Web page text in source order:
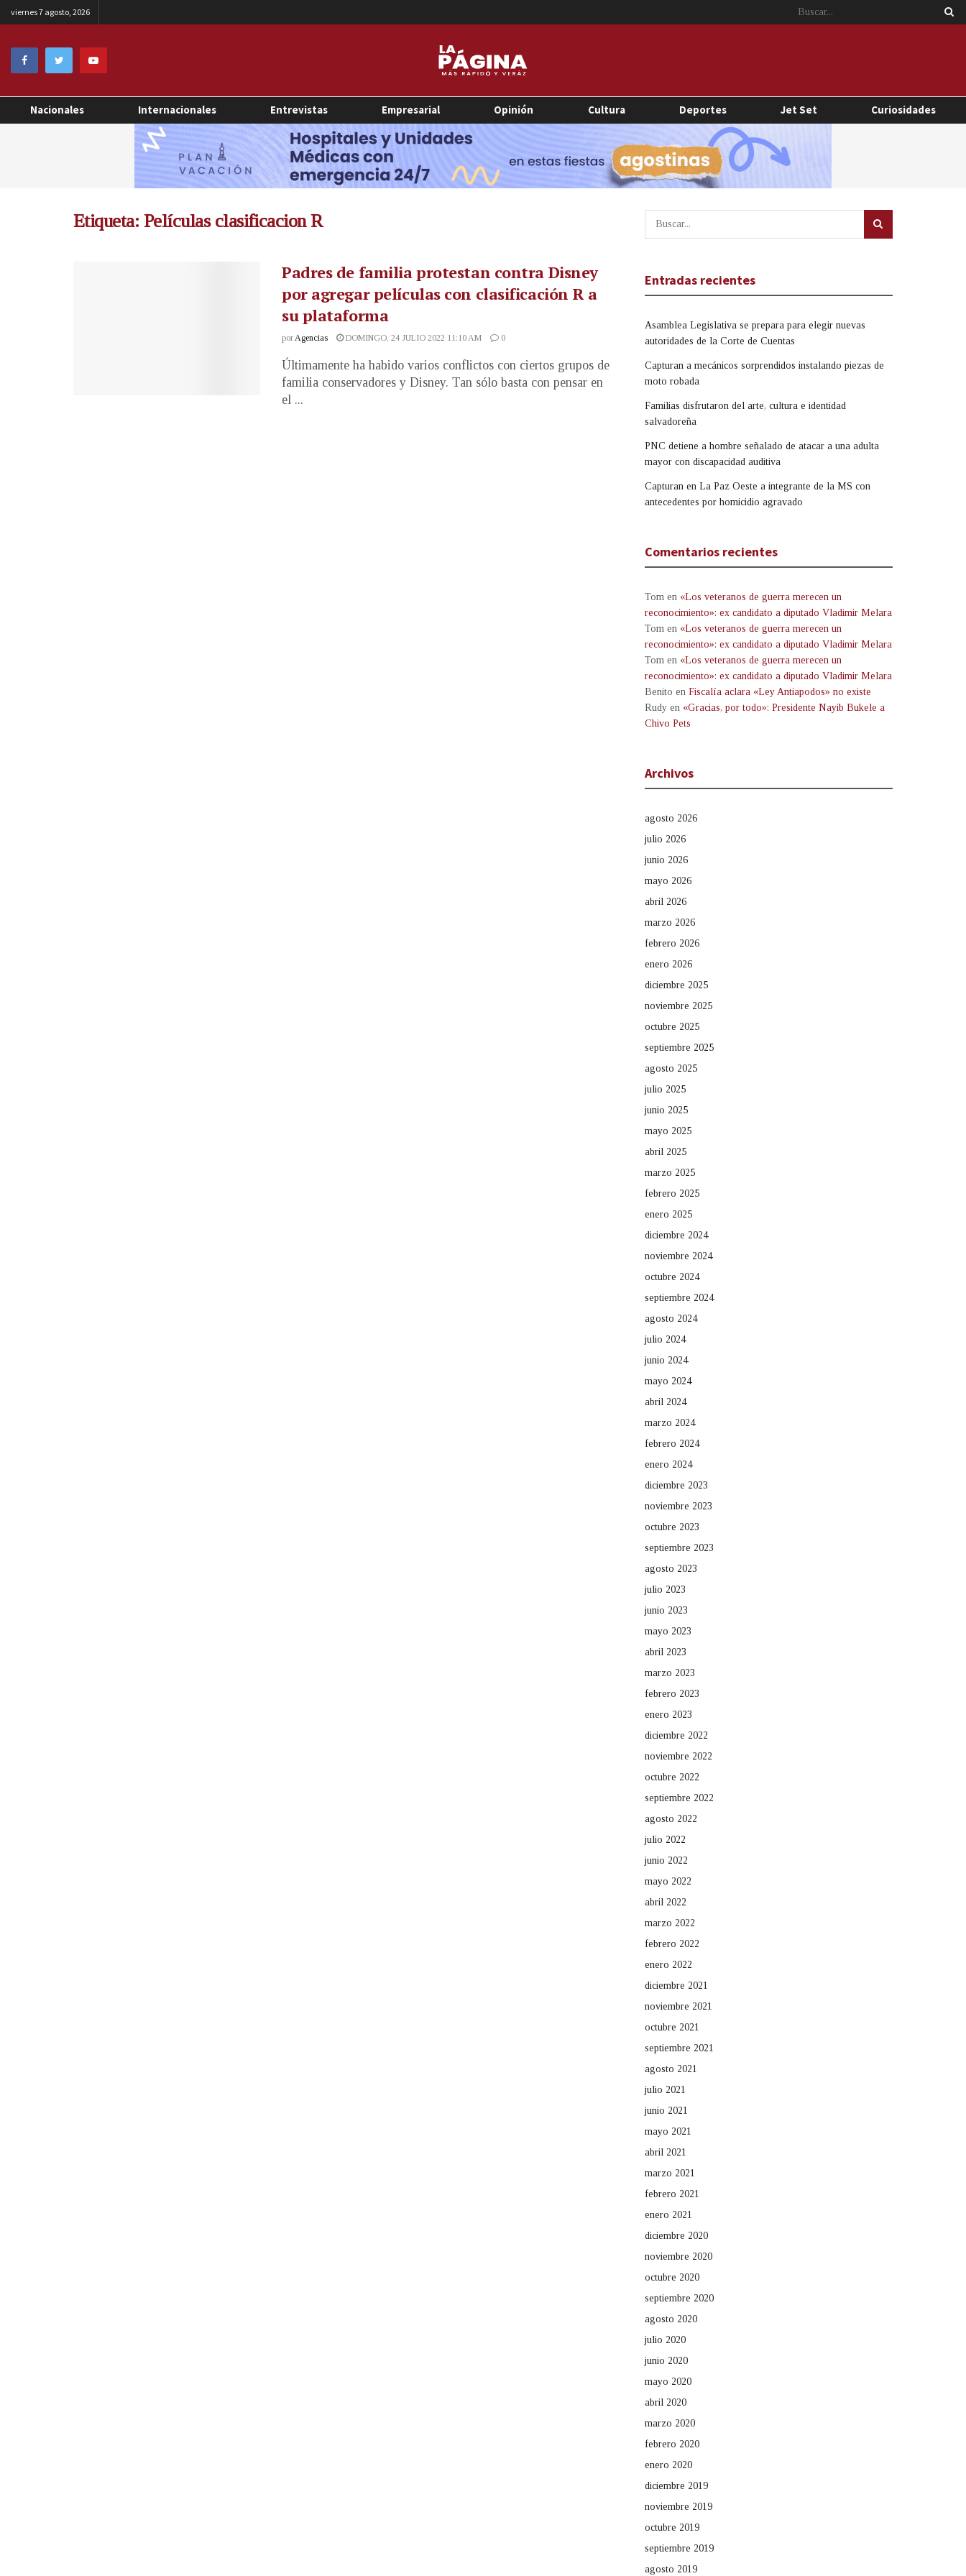
viernes 7 agosto, 2026
Nacionales Internacionales Entrevistas Empresarial Opinión Cultura Deportes Jet Set Curiosidades
Etiqueta: Películas clasificacion R
Padres de familia protestan contra Disney
por agregar películas con clasificación R a
su plataforma
porAgencias DOMINGO, 24 JULIO 2022 11:10 AM 0
Últimamente ha habido varios conflictos con ciertos grupos de
familia conservadores y Disney. Tan sólo basta con pensar en
el ...
Entradas recientes
Asamblea Legislativa se prepara para elegir nuevas
autoridades de la Corte de Cuentas
Capturan a mecánicos sorprendidos instalando piezas de
moto robada
Familias disfrutaron del arte, cultura e identidad
salvadoreña
PNC detiene a hombre señalado de atacar a una adulta
mayor con discapacidad auditiva
Capturan en La Paz Oeste a integrante de la MS con
antecedentes por homicidio agravado
Comentarios recientes
Tom en «Los veteranos de guerra merecen un
reconocimiento»: ex candidato a diputado Vladimir Melara
Tom en «Los veteranos de guerra merecen un
reconocimiento»: ex candidato a diputado Vladimir Melara
Tom en «Los veteranos de guerra merecen un
reconocimiento»: ex candidato a diputado Vladimir Melara
Benito en Fiscalía aclara «Ley Antiapodos» no existe
Rudy en «Gracias, por todo»: Presidente Nayib Bukele a
Chivo Pets
Archivos
agosto 2026
julio 2026
junio 2026
mayo 2026
abril 2026
marzo 2026
febrero 2026
enero 2026
diciembre 2025
noviembre 2025
octubre 2025
septiembre 2025
agosto 2025
julio 2025
junio 2025
mayo 2025
abril 2025
marzo 2025
febrero 2025
enero 2025
diciembre 2024
noviembre 2024
octubre 2024
septiembre 2024
agosto 2024
julio 2024
junio 2024
mayo 2024
abril 2024
marzo 2024
febrero 2024
enero 2024
diciembre 2023
noviembre 2023
octubre 2023
septiembre 2023
agosto 2023
julio 2023
junio 2023
mayo 2023
abril 2023
marzo 2023
febrero 2023
enero 2023
diciembre 2022
noviembre 2022
octubre 2022
septiembre 2022
agosto 2022
julio 2022
junio 2022
mayo 2022
abril 2022
marzo 2022
febrero 2022
enero 2022
diciembre 2021
noviembre 2021
octubre 2021
septiembre 2021
agosto 2021
julio 2021
junio 2021
mayo 2021
abril 2021
marzo 2021
febrero 2021
enero 2021
diciembre 2020
noviembre 2020
octubre 2020
septiembre 2020
agosto 2020
julio 2020
junio 2020
mayo 2020
abril 2020
marzo 2020
febrero 2020
enero 2020
diciembre 2019
noviembre 2019
octubre 2019
septiembre 2019
agosto 2019